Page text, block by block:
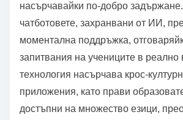
насърчавайки по-добро
чатботовете, захранвани от ИИ,
моментална поддръжка,
запитвания на учениците в реално
технология насърчава крос-
приложения, като прави
достъпни на множество езици,